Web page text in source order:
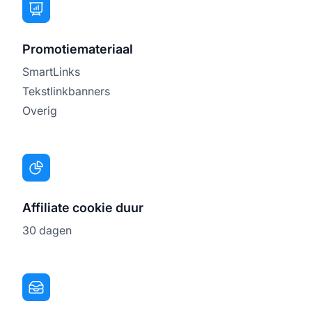
Promotiemateriaal
SmartLinks
Tekstlinkbanners
Overig
Affiliate cookie duur
30 dagen